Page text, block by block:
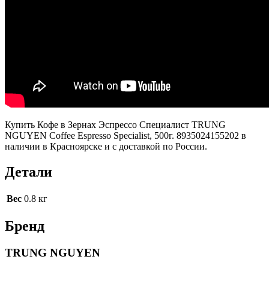
Купить Кофе в Зернах Эспрессо Специалист TRUNG
NGUYEN Coffee Espresso Specialist, 500г. 8935024155202 в
наличии в Красноярске и с доставкой по России.
Детали
Вес 0.8 кг
Бренд
TRUNG NGUYEN